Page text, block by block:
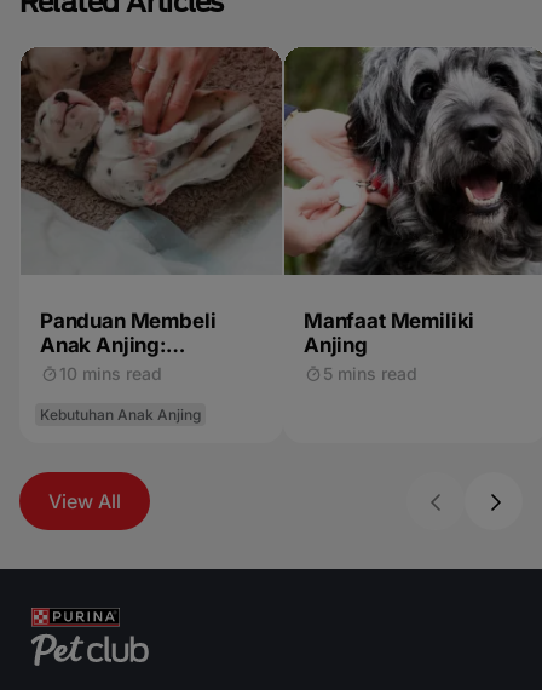
Panduan Membeli
Anak Anjing:
Menemukan
yang Tepat
10 mins read
Kebutuhan Anak Anjing
Manfaat Memiliki
Anjing
5 mins read
View All